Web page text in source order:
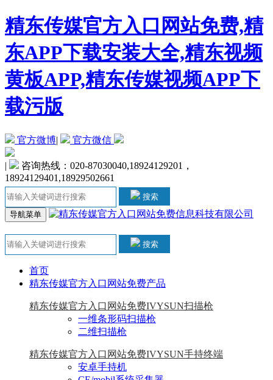
精东传媒官方入口网站免费,精
东APP下载安装大全,精东视频
黄板APP,精东传媒视频APP下
载污版
官方微博| 官方微信
|
咨询热线：020-87030040,18924129201，
18924129401,18929502661
搜索
导航菜单
搜索
首页
精东传媒官方入口网站免费产品
精东传媒官方入口网站免费IVYSUN扫描枪
一维条形码扫描枪
二维扫描枪
精东传媒官方入口网站免费IVYSUN手持终端
安卓手持机